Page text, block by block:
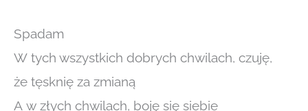
Spadam
W tych wszystkich dobrych chwilach, czuję,
że tęsknię za zmianą
A w złych chwilach, boję się siebie